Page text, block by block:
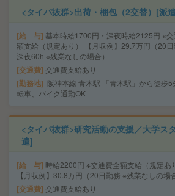
<タイパ抜群>出荷・梱包（2交替）[派
給 与 基本時給1700円・深夜時給2125円 ※
額支給（規定あり） 【月収例】29.7万円（20日
深夜60h ※残業なしの場合）
交通費 交通費支給あり
勤務地
阪神本線 青木駅 「青木駅」から徒歩5
転車、バイク通勤OK
<タイパ抜群>研究活動の支援／大学ス
遣]
給 与 時給2200円 ※交通費全額支給（規定あ
【月収例】30.8万円（20日勤務 ※残業なしの場
交通費 交通費支給あり